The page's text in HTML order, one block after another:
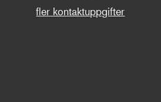
fler kontaktuppgifter